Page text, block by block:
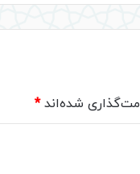
شده‌اند*